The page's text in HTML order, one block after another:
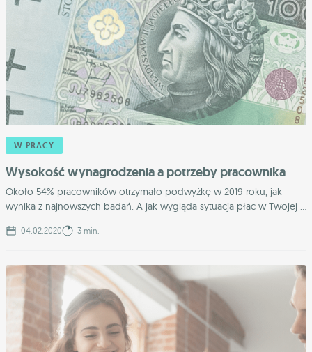
W PRACY
Wysokość wynagrodzenia a potrzeby pracownika
Około 54% pracowników otrzymało podwyżkę w 2019 roku, jak
wynika z najnowszych badań. A jak wygląda sytuacja płac w Twojej ...
04.02.2020 3 min.